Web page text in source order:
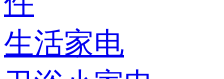
生活家电